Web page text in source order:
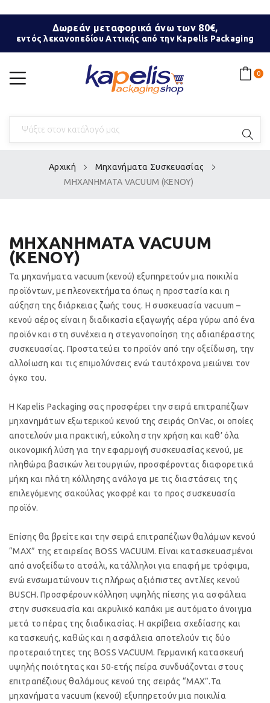
Δωρεάν μεταφορικά άνω των 80€,
εντός λεκανοπεδίου Αττικής από την Kapelis Packaging
0
Αρχική
Μηχανήματα Συσκευασίας
ΜΗΧΑΝΗΜΑΤΑ VACUUM (ΚΕΝΟΥ)
ΜΗΧΑΝΗΜΑΤΑ VACUUM
(ΚΕΝΟΥ)
Τα μηχανήματαvacuum (κενού) εξυπηρετούν μια ποικιλία
προϊόντων, με πλεονεκτήματα όπως η προστασία και η
αύξηση της διάρκειας ζωής τους. Η συσκευασία vacuum –
κενού αέρος είναι η διαδικασία εξαγωγής αέρα γύρω από ένα
προϊόν και στη συνέχεια η στεγανοποίηση της αδιαπέραστης
συσκευασίας. Προστατεύει το προϊόν από την οξείδωση, την
αλλοίωση και τις επιμολύνσεις ενώ ταυτόχρονα μειώνει τον
όγκο του.
Η Kapelis Packaging σας προσφέρει την σειρά επιτραπέζιων
μηχανημάτων εξωτερικού κενού της σειράς OnVac, οι οποίες
αποτελούν μια πρακτική, εύκολη στην χρήση και καθ’ όλα
οικονομική λύση για την εφαρμογή συσκευασίας κενού, με
πληθώρα βασικών λειτουργιών, προσφέροντας διαφορετικά
μήκη και πλάτη κόλλησης ανάλογα με τις διαστάσεις της
επιλεγόμενης σακούλας γκοφρέ και το προς συσκευασία
προϊόν.
Επίσης θα βρείτε και την σειρά επιτραπέζιων θαλάμων κενού
“MAX” της εταιρείας BOSS VACUUM. Είναι κατασκευασμένοι
από ανοξείδωτο ατσάλι, κατάλληλοι για επαφή με τρόφιμα,
ενώ ενσωματώνουν τις πλήρως αξιόπιστες αντλίες κενού
BUSCH. Προσφέρουν κόλληση υψηλής πίεσης για ασφάλεια
στην συσκευασία και ακρυλικό καπάκι με αυτόματο άνοιγμα
μετά το πέρας της διαδικασίας. Η ακρίβεια σχεδίασης και
κατασκευής, καθώς και η ασφάλεια αποτελούν τις δύο
προτεραιότητες της BOSS VACUUM. Γερμανική κατασκευή
υψηλής ποιότητας και 50-ετής πείρα συνδυάζονται στους
επιτραπέζιους θαλάμους κενού της σειράς “MAX”.Τα
μηχανήματαvacuum (κενού) εξυπηρετούν μια ποικιλία